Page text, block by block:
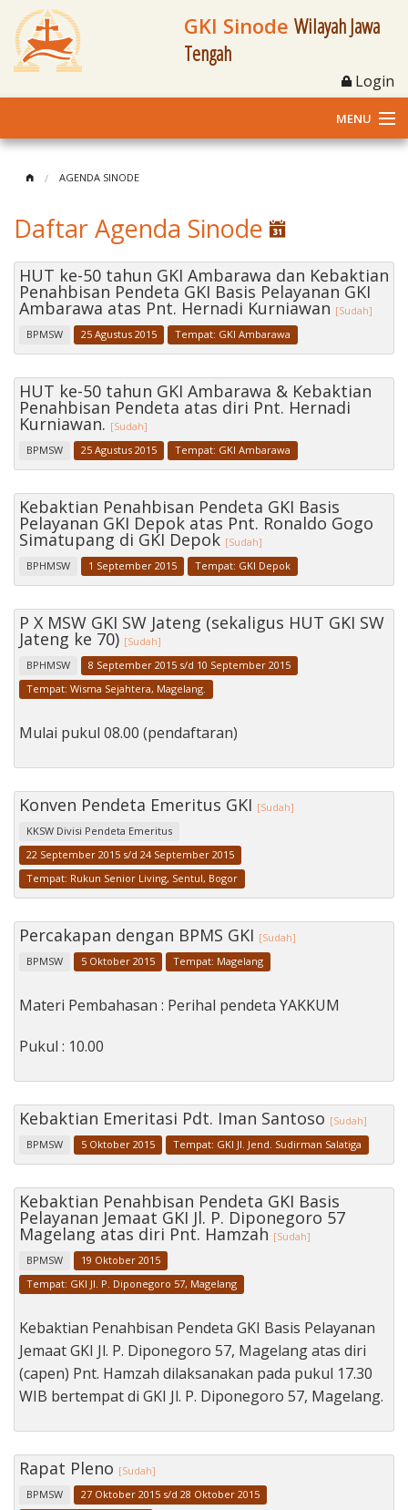
GKI Sinode Wilayah Jawa
Tengah
Login
MENU
Klasis dan Jemaat
Berita Kegiatan
Fasilitas
Materi
Penerbitan
AGENDA SINODE
Daftar Agenda Sinode
HUT ke-50 tahun GKI Ambarawa dan Kebaktian
Penahbisan Pendeta GKI Basis Pelayanan GKI
Ambarawa atas Pnt. Hernadi Kurniawan [Sudah]
BPMSW
25 Agustus 2015 Tempat: GKI Ambarawa
HUT ke-50 tahun GKI Ambarawa & Kebaktian
Penahbisan Pendeta atas diri Pnt. Hernadi
Kurniawan. [Sudah]
BPMSW
25 Agustus 2015 Tempat: GKI Ambarawa
Kebaktian Penahbisan Pendeta GKI Basis
Pelayanan GKI Depok atas Pnt. Ronaldo Gogo
Simatupang di GKI Depok [Sudah]
BPHMSW
1 September 2015 Tempat: GKI Depok
P X MSW GKI SW Jateng (sekaligus HUT GKI SW
Jateng ke 70) [Sudah]
BPHMSW
8 September 2015 s/d 10 September 2015
Tempat: Wisma Sejahtera, Magelang.
Mulai pukul 08.00 (pendaftaran)
Konven Pendeta Emeritus GKI [Sudah]
KKSW Divisi Pendeta Emeritus
22 September 2015 s/d 24 September 2015
Tempat: Rukun Senior Living, Sentul, Bogor
Percakapan dengan BPMS GKI [Sudah]
BPMSW
5 Oktober 2015 Tempat: Magelang
Materi Pembahasan : Perihal pendeta YAKKUM
Pukul : 10.00
Kebaktian Emeritasi Pdt. Iman Santoso [Sudah]
BPMSW
5 Oktober 2015 Tempat: GKI Jl. Jend. Sudirman Salatiga
Kebaktian Penahbisan Pendeta GKI Basis
Pelayanan Jemaat GKI Jl. P. Diponegoro 57
Magelang atas diri Pnt. Hamzah [Sudah]
BPMSW
19 Oktober 2015
Tempat: GKI Jl. P. Diponegoro 57, Magelang
Kebaktian Penahbisan Pendeta GKI Basis Pelayanan
Jemaat GKI Jl. P. Diponegoro 57, Magelang atas diri
(capen) Pnt. Hamzah dilaksanakan pada pukul 17.30
WIB bertempat di GKI Jl. P. Diponegoro 57, Magelang.
Rapat Pleno [Sudah]
BPMSW
27 Oktober 2015 s/d 28 Oktober 2015